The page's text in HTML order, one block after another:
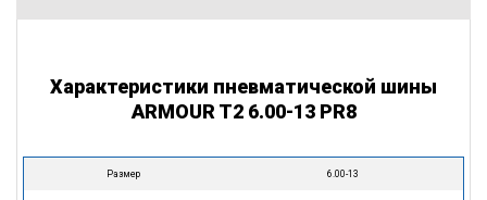
Характеристики пневматической шины
ARMOUR T2 6.00-13 PR8
Размер 6.00-13